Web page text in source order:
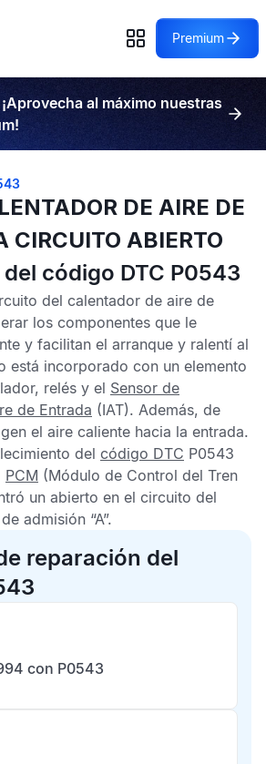
Premium
al máximo nuestras
DE AIRE DE
CIRCUITO ABIERTO
código DTC P0543
del calentador de aire de
los componentes que le
y facilitan el arranque y ralentí al
está incorporado con un elemento
relés y el Sensor de
de Entrada (IAT). Además, de
el aire caliente hacia la entrada.
del código DTC P0543
PCM (Módulo de Control del Tren
un abierto en el circuito del
admisión “A”.
reparación del
con P0543